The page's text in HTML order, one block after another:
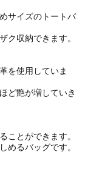
サイズのトートバ
ク収納できます。
を使用していま
ど艶が増していき
ことができます。
めるバッグです。